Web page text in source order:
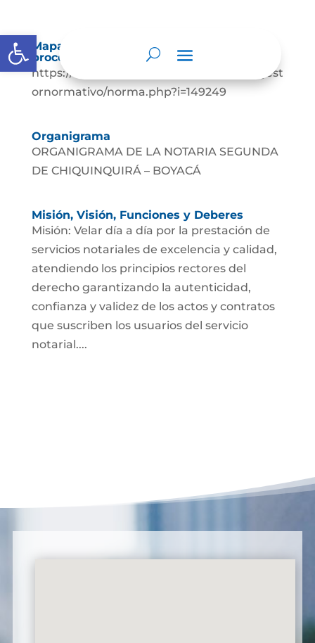
Abrir barra de herramientas
Mapas y cartas descriptivas de los
procesos
https://www.funcionpublica.gov.co/eva/gest
ornormativo/norma.php?i=149249
Organigrama
ORGANIGRAMA DE LA NOTARIA SEGUNDA
DE CHIQUINQUIRÁ – BOYACÁ
Misión, Visión, Funciones y Deberes
Misión: Velar día a día por la prestación de
servicios notariales de excelencia y calidad,
atendiendo los principios rectores del
derecho garantizando la autenticidad,
confianza y validez de los actos y contratos
que suscriben los usuarios del servicio
notarial....